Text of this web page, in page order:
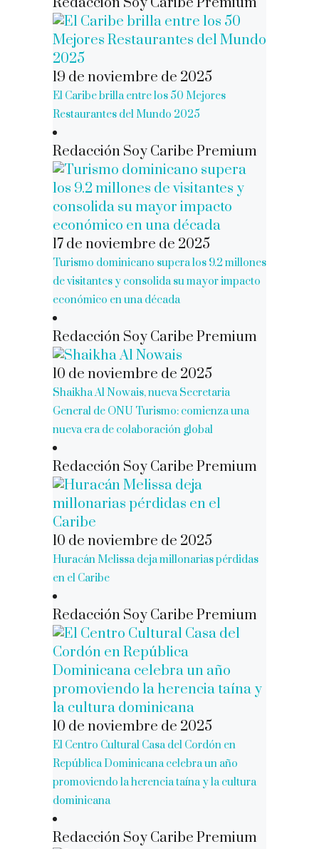
19 de noviembre de 2025
El Caribe brilla entre los 50 Mejores
Restaurantes del Mundo 2025
Redacción Soy Caribe Premium
17 de noviembre de 2025
Turismo dominicano supera los 9.2 millones
de visitantes y consolida su mayor impacto
económico en una década
Redacción Soy Caribe Premium
10 de noviembre de 2025
Shaikha Al Nowais, nueva Secretaria
General de ONU Turismo: comienza una
nueva era de colaboración global
Redacción Soy Caribe Premium
10 de noviembre de 2025
Huracán Melissa deja millonarias pérdidas
en el Caribe
Redacción Soy Caribe Premium
10 de noviembre de 2025
El Centro Cultural Casa del Cordón en
República Dominicana celebra un año
promoviendo la herencia taína y la cultura
dominicana
Redacción Soy Caribe Premium